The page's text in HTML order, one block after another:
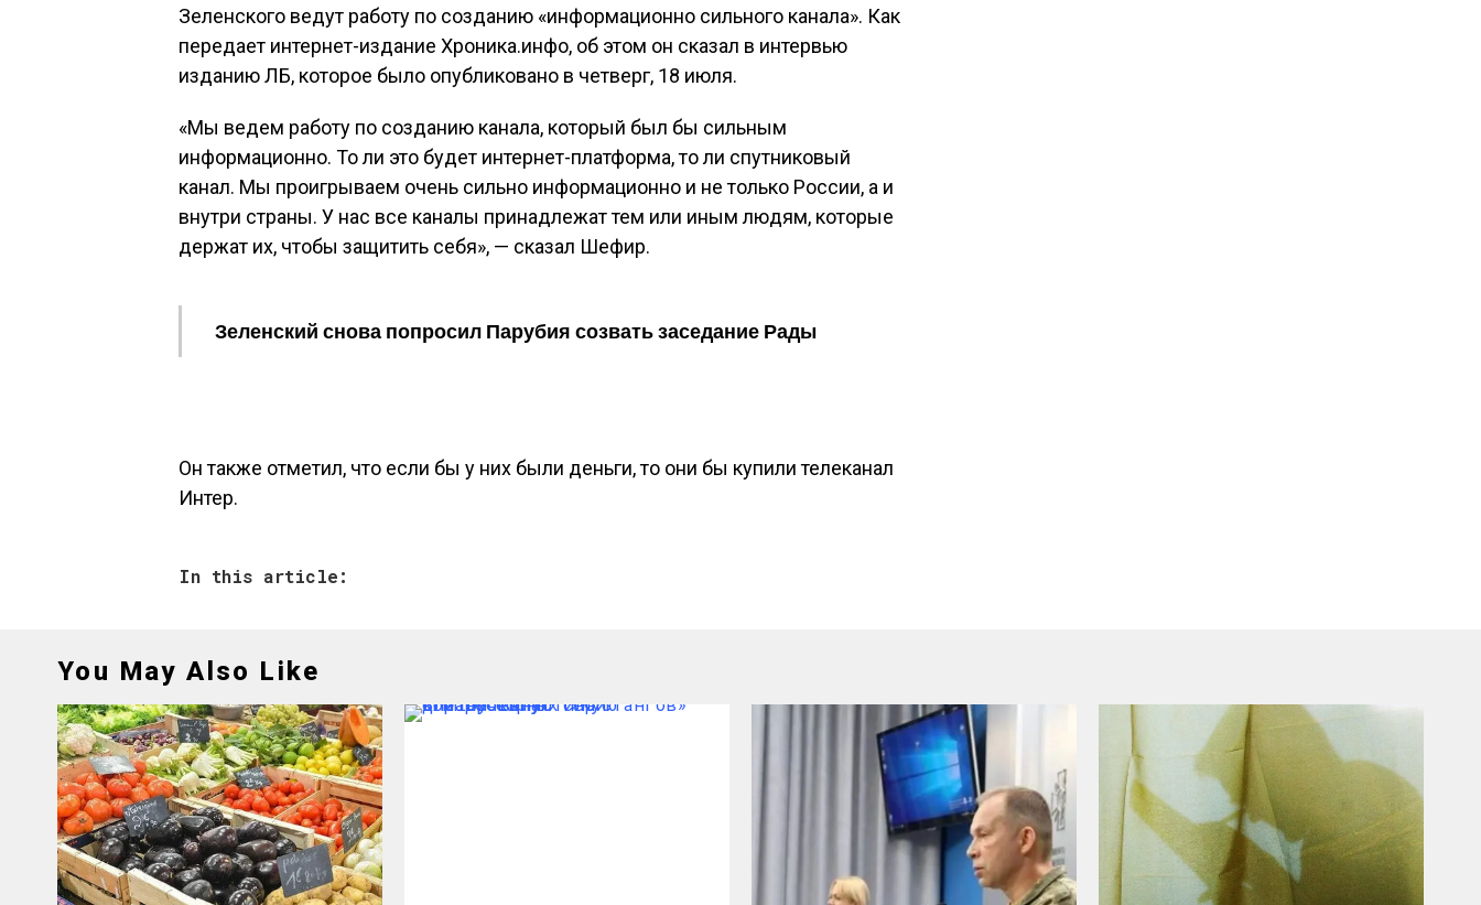
Зеленского ведут работу по созданию «информационно сильного канала». Как
передает интернет-издание Хроника.инфо, об этом он сказал в интервью
изданию ЛБ, которое было опубликовано в четверг, 18 июля.
«Мы ведем работу по созданию канала, который был бы сильным
информационно. То ли это будет интернет-платформа, то ли спутниковый
канал. Мы проигрываем очень сильно информационно и не только России, а и
внутри страны. У нас все каналы принадлежат тем или иным людям, которые
держат их, чтобы защитить себя», — сказал Шефир.
Зеленский снова попросил Парубия созвать заседание Рады
Он также отметил, что если бы у них были деньги, то они бы купили телеканал
Интер.
In this article:
You May Also Like